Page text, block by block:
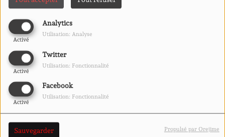
Analytics
Activé
Utilisation: Analyse
Twitter
Activé
Utilisation: Fonctionnalité
Facebook
Activé
Utilisation: Fonctionnalité
Sauvegarder Propulsé par Orejime
Nous avons fais un atelier radio avec les lycéens pour le
prix Goncourt 2021
Voir aussi